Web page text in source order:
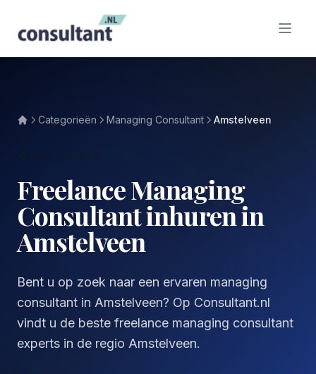
Categorieën Managing Consultant Amstelveen
Freelance Managing
Consultant inhuren in
Amstelveen
Bent u op zoek naar een ervaren managing
consultant in Amstelveen? Op Consultant.nl
vindt u de beste freelance managing consultant
experts in de regio Amstelveen.